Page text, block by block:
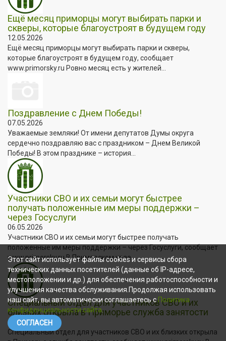
Ещё месяц приморцы могут выбирать парки и
скверы, которые благоустроят в будущем году
12.05.2026
Ещё месяц приморцы могут выбирать парки и скверы,
которые благоустроят в будущем году, сообщает
www.primorsky.ru Ровно месяц есть у жителей...
Поздравление с Днем Победы!
07.05.2026
Уважаемые земляки! От имени депутатов Думы округа
сердечно поздравляю вас с праздником – Днем Великой
Победы! В этом празднике – история...
Участники СВО и их семьи могут быстрее
получать положенные им меры поддержки –
через Госуслуги
06.05.2026
Участники СВО и их семьи могут быстрее получать
положенные им меры поддержки – через Госуслуги, сообщает
www.primorsky.ru В Приморском крае...
Специальный отдел для участников СВО и их
близких открыла в Приморье служба занятости
04.05.2026
Специальный отдел для участников СВО и их близких открыла
Этот сайт использует файлы cookies и сервисы сбора
технических данных посетителей (данные об IP-адресе,
местоположении и др.) для обеспечения работоспособности и
улучшения качества обслуживания.Продолжая использовать
наш сайт, вы автоматически соглашаетесь сПолитика
конфиденциальности сайта.
СОГЛАСЕН